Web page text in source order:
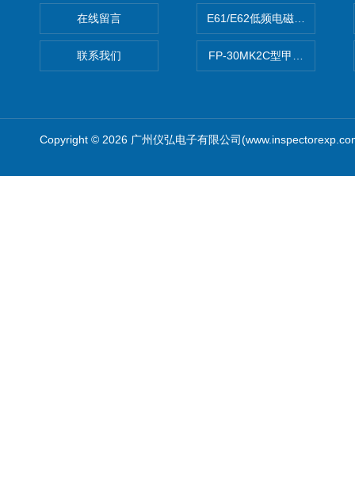
在线留言
联系我们
E61/E62低频电磁场强度分析
FP-30MK2C型甲醛检测仪
Copyright © 2026 广州仪弘电子有限公司